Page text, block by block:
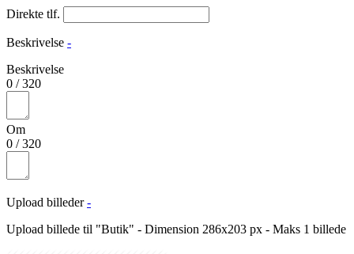
Direkte tlf.
Beskrivelse -
Beskrivelse
0 /320
Om
0 /320
Upload billeder -
Upload billede til "Butik" - Dimension 286x203 px - Maks 1 billede